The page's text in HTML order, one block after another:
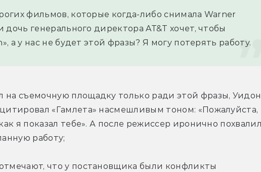
фильмов, которые когда-либо снимала Warner
дочь генерального директора AT&T хочет, чтобы
а у нас не будет этой фразы? Я могу потерять работу.
съемочную площадку только ради этой фразы, Уидон
«Гамлета» насмешливым тоном: «Пожалуйста,
я показал тебе». А после режиссер иронично похвалил
работу;
что у постановщика были конфликты